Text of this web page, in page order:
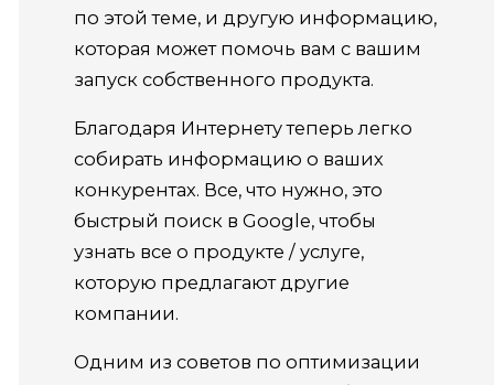
по этой теме, и другую информацию,
которая может помочь вам с вашим
запуск собственного продукта.
Благодаря Интернету теперь легко
собирать информацию о ваших
конкурентах. Все, что нужно, это
быстрый поиск в Google, чтобы
узнать все о продукте / услуге,
которую предлагают другие
компании.
Одним из советов по оптимизации